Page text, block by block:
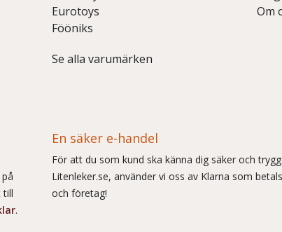
Eurotoys
Fööniks
Se alla varumärken
Om
till
.
En säker e-handel
För att du som kund ska känna dig säker och
Litenleker.se, använder vi oss av Klarna som
och företag!